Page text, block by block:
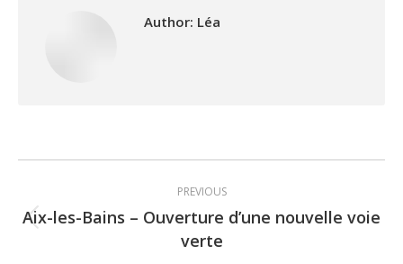
Author: Léa
navigation
PREVIOUS
Previous
post:
Aix-les-Bains – Ouverture d’une nouvelle voie
verte